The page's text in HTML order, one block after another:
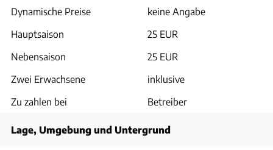
Dynamische Preise
keine Angabe
Hauptsaison
25 EUR
Nebensaison
25 EUR
Zwei Erwachsene
inklusive
Zu zahlen bei
Betreiber
Lage, Umgebung und Untergrund